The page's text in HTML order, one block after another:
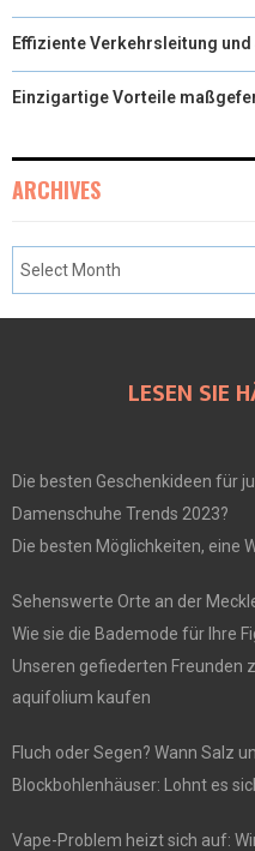
Effiziente Verkehrsleitung
Einzigartige Vorteile
ARCHIVES
LESEN SIE
Die besten Geschenkideen für
Damenschuhe Trends 2023?
Die besten Möglichkeiten, eine
Sehenswerte Orte an der
Wie sie die Bademode für Ihre
Unseren gefiederten Freunden
aquifolium kaufen
Fluch oder Segen? Wann Salz
Blockbohlenhäuser: Lohnt es
Vape-Problem heizt sich auf: